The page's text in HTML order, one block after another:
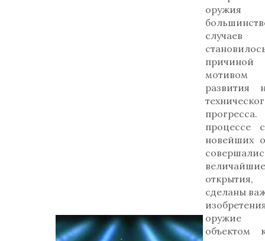
случаев
развития
процессе
новейших
величайшие
сделаны
оружие
объектом